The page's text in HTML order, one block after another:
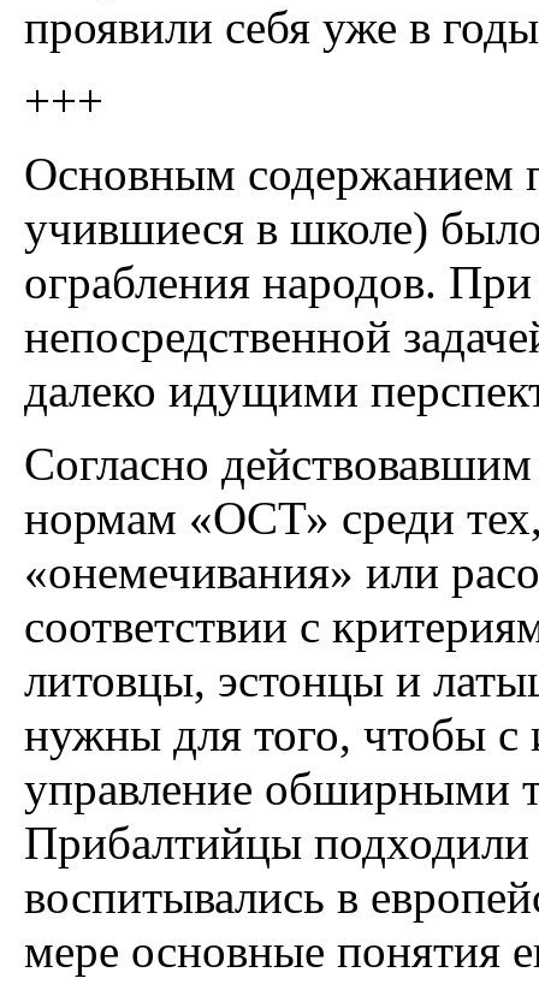
проявили себя уже в
+++
Основным содержанием
учившиеся в школе)
ограбления народов.
непосредственной
далеко идущими
Согласно
нормам «ОСТ» среди
«онемечивания» или
соответствии с
литовцы, эстонцы и
нужны для того, чтобы
управление обширными
Прибалтийцы подходили
воспитывались в
мере основные понятия